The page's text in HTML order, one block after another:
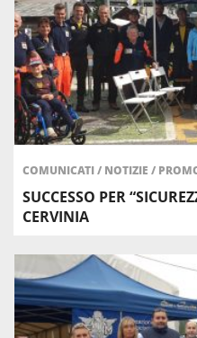
COMUNICATI/ NOTIZIE /
SUCCESSO PER
CERVINIA